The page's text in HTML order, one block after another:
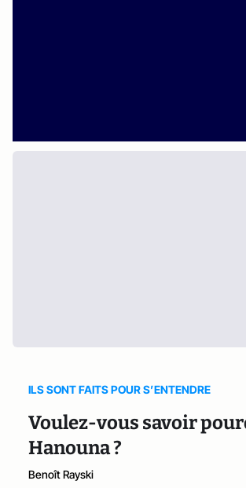
ILS SONT FAITS POUR S’ENTENDRE
Voulez-vous savoir
Hanouna ?
Benoît Rayski